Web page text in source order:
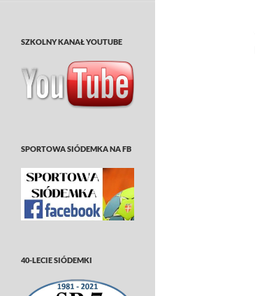
SZKOLNY KANAŁ YOUTUBE
SPORTOWA SIÓDEMKA NA FB
40-LECIE SIÓDEMKI